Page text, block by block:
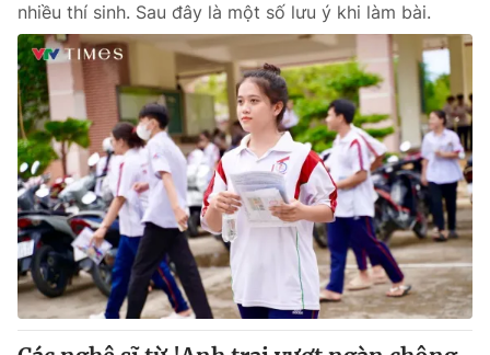
nhiều thí sinh. Sau đây là một số lưu ý khi làm bài.